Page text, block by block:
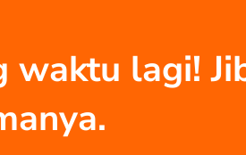
waktu lagi!